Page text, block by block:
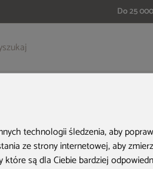
technologii śledzenia, aby
ze strony internetowej,aby
które są dla Ciebie bardziej
Do 25